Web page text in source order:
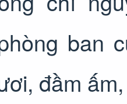
ban
đầm